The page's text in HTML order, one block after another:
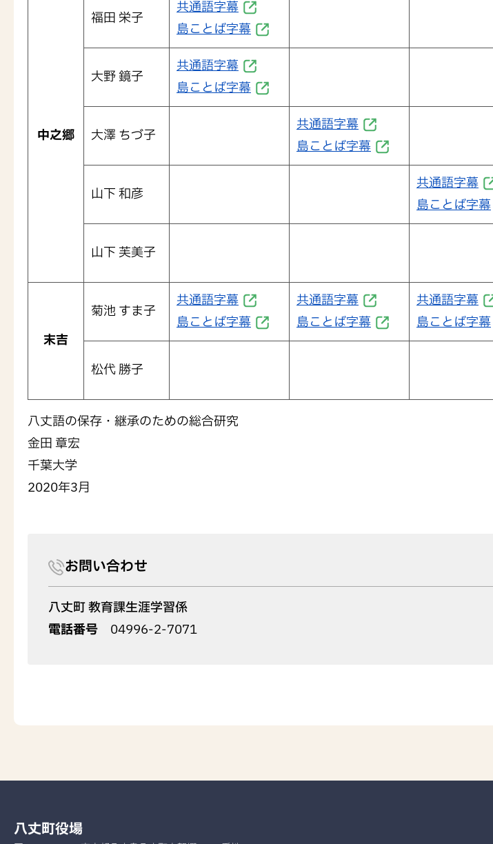
中之郷
福田 栄子
共通語字幕
島ことば字幕
大野 鏡子
共通語字幕
島ことば字幕
大澤 ちづ子
共通語字幕
島ことば字幕
山下 和彦
共通語字幕
島ことば字幕
山下 芙美子
末吉
菊池 すま子
共通語字幕
島ことば字幕
共通語字幕
島ことば字幕
共通語字幕
島ことば字幕
松代 勝子
八丈語の保存・継承のための総合研究
金田 章宏
千葉大学
2020年3月
お問い合わせ
八丈町 教育課生涯学習係
電話番号
04996-2-7071
八丈町役場